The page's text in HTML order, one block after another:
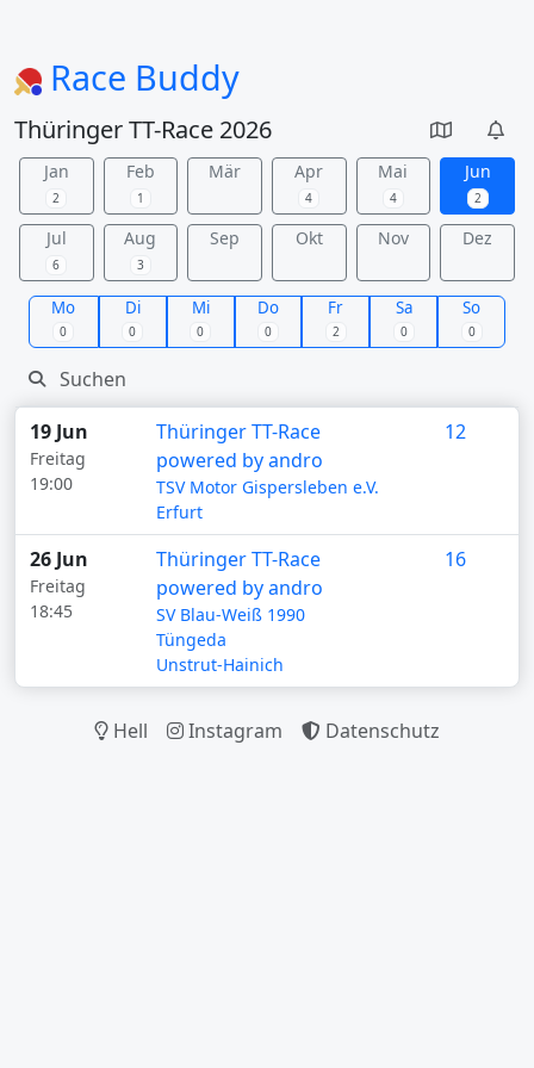
Race Buddy
Thüringer TT-Race 2026
Jan
2
Feb
1
Mär Apr
4
Mai
4
Jun
2
Jul
6
Aug
3
Sep Okt Nov Dez
Mo
0
Di
0
Mi
0
Do
0
Fr
2
Sa
0
So
0
19 Jun
Freitag
19:00
Thüringer TT-Race
powered by andro
TSV Motor Gispersleben e.V.
Erfurt
12
26 Jun
Freitag
18:45
Thüringer TT-Race
powered by andro
SV Blau-Weiß 1990
Tüngeda
Unstrut-Hainich
16
Hell Instagram Datenschutz